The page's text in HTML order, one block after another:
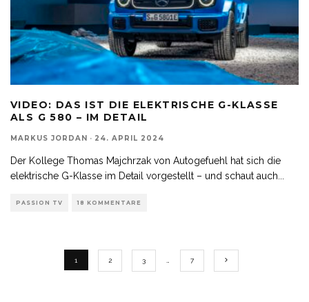
VIDEO: DAS IST DIE ELEKTRISCHE G-KLASSE
ALS G 580 – IM DETAIL
MARKUS JORDAN · 24. APRIL 2024
Der Kollege Thomas Majchrzak von Autogefuehl hat sich die
elektrische G-Klasse im Detail vorgestellt – und schaut auch
PASSION TV 18 KOMMENTARE
1 2 3 7